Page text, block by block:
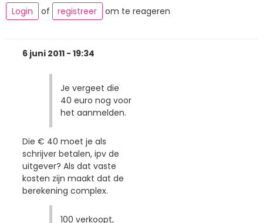
Login of registreer om te reageren
6 juni 2011 - 19:34
Je vergeet die
40 euro nog voor
het aanmelden.
Die € 40 moet je als
schrijver betalen, ipv de
uitgever? Als dat vaste
kosten zijn maakt dat de
berekening complex.
100 verkoopt,